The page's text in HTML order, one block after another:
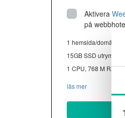
Aktivera
på
1 hemsida/domän
15GB SSD utrymme
1 CPU, 768 M RAM
läs mer